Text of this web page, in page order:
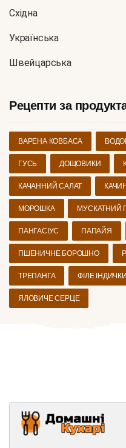
Східна
Українська
Швейцарська
Рецепти за
ВАРЕНА КОВБАСА
ГУСЬ ДОЩОВИКИ
КАЧАННИЙ САЛАТ
МОРОШКА МУСКАТНИЙ
ПАНГАСІУС ПАПАЙЯ
ПШЕНИЧНЕ БОРОШНО
ТРЕПАНГА ФІЛЕ ІНДИЧКИ
ЯЛОВИЧЕ СЕРЦЕ